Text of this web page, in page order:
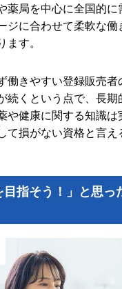
薬局を中心に全国的
ジに合わせて柔軟な
す。
働きやすい登録販売者
続くという点で、長期
や健康に関する知識は
て損がない資格と言え
目指そう！」と思っ